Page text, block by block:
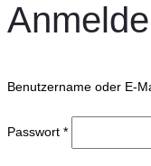
Benutzername oder E-
Passwort *